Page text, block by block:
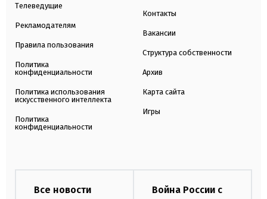
Телеведущие
Рекламодателям
Правила пользования
Политика
конфиденциальности
Политика использования
искусственного интеллекта
Политика
конфиденциальности
Контакты
Вакансии
Структура собственности
Архив
Карта сайта
Игры
Все новости
Война России с